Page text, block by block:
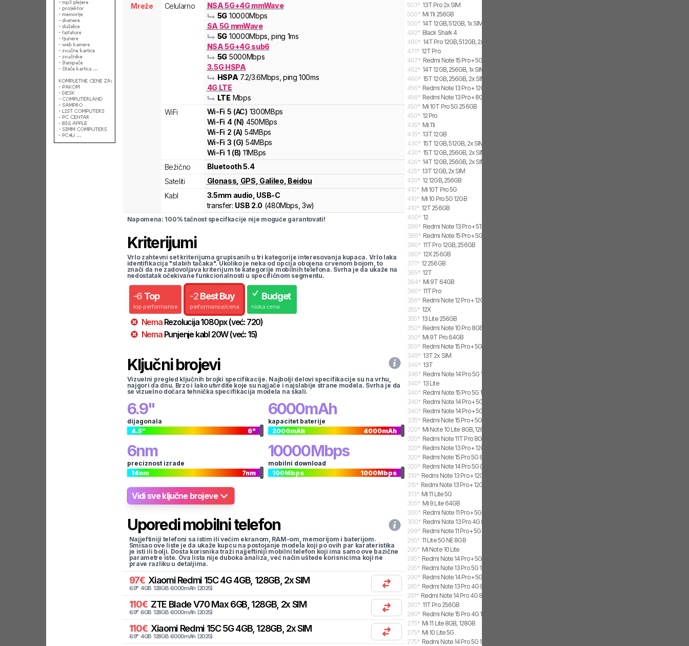
Mreže Celularno
NSA 5G+4G mmWave
5G 10000Mbps
SA 5G mmWave
5G 10000Mbps , ping 1ms
NSA 5G+4G sub6
5G 5000Mbps
3.5G HSPA
HSPA 7.2/3.6Mbps , ping 100ms
4G LTE
LTE Mbps
WiFi
Wi-Fi 5 (AC) 1300MBps
Wi-Fi 4 (N) 450MBps
Wi-Fi 2 (A) 54MBps
Wi-Fi 3 (G) 54MBps
Wi-Fi 1 (B) 11MBps
Bežično
Bluetooth 5.4
Sateliti
Glonass GPS Galileo Beidou
Kabl
3.5mm audio, USB-C
transfer: USB 2.0 (480Mbps,3w)
Napomena: 100% tačnost specifkacije nije moguće garantovati!
Kriterijumi
Vrlo zahtevni set kriterijuma grupisanih u tri kategorije interesovanja kupaca. Vrlo laka
identifikacija "slabih tačaka". Ukoliko je neka od opcija obojena crvenom bojom, to
znači da ne zadovoljava kriterijum te kategorije mobilnih telefona. Svrha je da ukaže na
nedostatak očekivane funkcionalnosti u specifičnom segmentu.
-6 Top
top performanse
-2 Best Buy
performanse/cena
Budget
niska cena
Nema Rezolucija1080px(već: 720)
Nema Punjenje kabl 20W(već: 15)
Ključni brojevi
Vizuelni pregled ključnih brojki specifikacije. Najbolji delovi specifikacije su na vrhu,
najgori da dnu. Brzo i lako utvrdite koje su najjače i najslabije strane modela. Svrha je da
se vizuelno dočara tehnička specifikacija modela na skali.
6.9"
dijagonala
4.5" 6"
6000mAh
kapacitet baterije
2000mAh 4000mAh
6nm
preciznost izrade
14nm 7nm
10000Mbps
mobilni download
100Mbps 1000Mbps
Vidi sve ključne brojeve
Uporedi mobilni telefon
Najjeftiniji telefoni sa istim ili većim ekranom, RAM-om, memorijom i baterijom.
Smisao ove liste je da ukaže kupcu na postojanje modela koji po ovih par karateristika
je isti ili bolji. Dosta korisnika traži najjeftiniji mobilni telefon koji ima samo ove bazične
parametre iste. Ova lista nije duboka analiza, već način uštede korisnicima koji ne
prave razliku u detaljima.
97€ Xiaomi Redmi 15C 4G 4GB, 128GB, 2x SIM
6.9" 4GB 128GB 6000mAh (2025)
110€ ZTE Blade V70 Max 6GB, 128GB, 2x SIM
6.9" 6GB 128GB 6000mAh (2025)
110€ Xiaomi Redmi 15C 5G 4GB, 128GB, 2x SIM
6.9" 4GB 128GB 6000mAh (2025)
503* 13T Pro 2x SIM
500* Mi 11i 256GB
500* 14T 12GB, 512GB, 1x SIM, 1x eSIM
482* Black Shark 4
480* 14T Pro 12GB, 512GB, 2x SIM
471* 12T Pro
467* Redmi Note 15 Pro+ 5G 12GB, 512GB, 1x SIM, 1x eSIM
462* 14T 12GB, 256GB, 1x SIM, 1x eSIM
460* 15T 12GB, 256GB, 2x SIM, 2x eSIM
456* Redmi Note 13 Pro+ 12GB, 2x SIM
456* Redmi Note 13 Pro+ 8GB, 512GB, 2x SIM
450* Mi 10T Pro 5G 256GB
450* 12 Pro
435* Mi 11i
435* 13T 12GB
430* 15T 12GB, 512GB, 2x SIM, 2x eSIM
430* 15T 12GB, 256GB, 2x SIM
426* 14T 12GB, 256GB, 2x SIM
425* 13T 12GB, 2x SIM
420* 12 12GB, 256GB
410* Mi 10T Pro 5G
410* Mi 10 Pro 5G 12GB
410* 12T 256GB
400* 12
399* Redmi Note 13 Pro+ 512GB
386* Redmi Note 15 Pro+ 5G 12GB, 512GB, 2x SIM
380* 11T Pro 12GB, 256GB
380* 12X 256GB
371* 12 256GB
365* 12T
364* Mi 9T 64GB
360* 11T Pro
356* Redmi Note 12 Pro+ 12GB
355* 12X
355* 13 Lite 256GB
350* Redmi Note 10 Pro 8GB, 128GB
350* Mi 9T Pro 64GB
350* Redmi Note 15 Pro+ 5G 8GB, 256GB, 1x SIM, 1x eSIM
349* 13T 2x SIM
349* 13T
346* Redmi Note 14 Pro 5G 12GB, 512GB, 1x SIM, 1x eSIM
340* 13 Lite
340* Redmi Note 15 Pro 5G 12GB, 512GB, 2x SIM
340* Redmi Note 14 Pro+ 5G 12GB, 512GB, 1x SIM, 1x eSIM
340* Redmi Note 14 Pro+ 5G 12GB, 512GB, 2x SIM
335* Redmi Note 15 Pro+ 5G 8GB, 256GB, 2x SIM
320* Mi Note 10 Lite 8GB, 128GB
320* Redmi Note 11T Pro 8GB, 256GB
320* Redmi Note 13 Pro+ 12GB
320* Redmi Note 15 Pro 5G 8GB, 512GB, 2x SIM
320* Redmi Note 14 Pro 5G (India) 8GB, 256GB, 2x SIM
319* Redmi Note 13 Pro+ 12GB, 512GB
315* Redmi Note 13 Pro+ 12GB, 512GB, 2x SIM
313* Mi 11 Lite 5G
305* Mi 9 Lite 64GB
300* Redmi Note 11 Pro+ 5G (India) 8GB, 128GB
300* Redmi Note 13 Pro 4G 8GB, 512GB, 2x SIM
299* Redmi Note 11 Pro+ 5G (India) 8GB, 256GB
295* 11 Lite 5G NE 8GB
295* Mi Note 10 Lite
295* Redmi Note 14 Pro+ 5G 8GB, 256GB, 1x SIM, 1x eSIM
295* Redmi Note 13 Pro 5G 12GB, 512GB, 2x SIM
290* Redmi Note 14 Pro+ 5G 12GB, 256GB, 1x SIM, 1x eSIM
285* Redmi Note 13 Pro 4G 8GB, 128GB, 2x SIM
281* Redmi Note 14 Pro 4G 8GB, 128GB, 2x SIM
280* 11T Pro 256GB
280* Redmi Note 15 Pro 4G 12GB, 512GB, 2x SIM
275* Mi 11 Lite 8GB, 128GB
275* Mi 10 Lite 5G
275* Redmi Note 14 Pro 5G 12GB, 512GB, 2x SIM